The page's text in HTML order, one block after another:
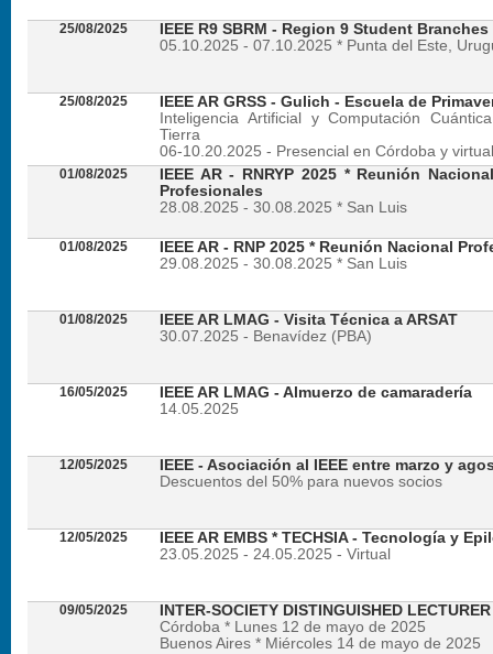
25/08/2025
IEEE R9 SBRM - Region 9 Student
05.10.2025 - 07.10.2025 * Punta del Este,
25/08/2025
IEEE AR GRSS - Gulich - Escuela de
Inteligencia Artificial y Computación
Tierra
06-10.20.2025 - Presencial en Córdoba y virtual
01/08/2025
IEEE AR - RNRYP 2025 * Reunión
Profesionales
28.08.2025 - 30.08.2025 * San Luis
01/08/2025
IEEE AR - RNP 2025 * Reunión Nacional
29.08.2025 - 30.08.2025 * San Luis
01/08/2025
IEEE AR LMAG - Visita Técnica a ARSAT
30.07.2025 - Benavídez (PBA)
16/05/2025
IEEE AR LMAG - Almuerzo de camaradería
14.05.2025
12/05/2025
IEEE - Asociación al IEEE entre marzo y
Descuentos del 50% para nuevos socios
12/05/2025
IEEE AR EMBS * TECHSIA - Tecnología y
23.05.2025 - 24.05.2025 - Virtual
09/05/2025
INTER-SOCIETY DISTINGUISHED
Córdoba * Lunes 12 de mayo de 2025
Buenos Aires * Miércoles 14 de mayo de 2025